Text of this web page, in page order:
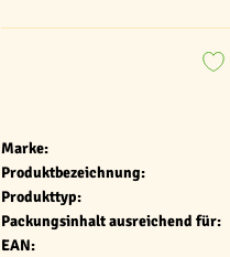
Marke:
Produktbezeichnung:
Produkttyp:
Packungsinhalt ausreichend für:
EAN: